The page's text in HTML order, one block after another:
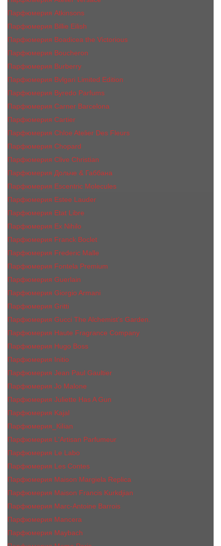
Парфюмерия Atkinsons
Парфюмерия Billie Eilish
Парфюмерия Boadicea the Victorious
Парфюмерия Boucheron
Парфюмерия Burberry
Парфюмерия Bvlgari Limited Edition
Парфюмерия Byredo Parfums
Парфюмерия Carner Barcelona
Парфюмерия Cartier
Парфюмерия Chloe Atelier Des Fleurs
Парфюмерия Сhopard
Парфюмерия Clive Christian
Парфюмерия Дольче & Габбана
Парфюмерия Escentric Molecules
Парфюмерия Estee Lаudеr
Парфюмерия Etat Libre
Парфюмерия Ex Nihilo
Парфюмерия Franck Boclet
Парфюмерия Frеderic Mаlle
Парфюмерия Fontela Premium
Парфюмерия Guerlain
Парфюмерия Giorgio Armani
Парфюмерия Gritti
Парфюмерия Gucci The Alchemist’s Garden.
Парфюмерия Haute Fragrance Company
Парфюмерия Hugo Boss
Парфюмерия Initio
Парфюмерия Jean Paul Gaultier
Парфюмерия Jо Malоnе
Парфюмерия Juliette Has A Gun
Парфюмерия Kajal
Парфюмерия_КiIiаn
Парфюмерия L'Artisan Parfumeur
Парфюмерия Le Labo
Парфюмерия Les Contes
Парфюмерия Maison Margiela Replica
Парфюмерия Maison Francis Kurkdjian
Парфюмерия Marc-Antoine Barrois
Парфюмерия Mancera
Парфюмерия Maybach